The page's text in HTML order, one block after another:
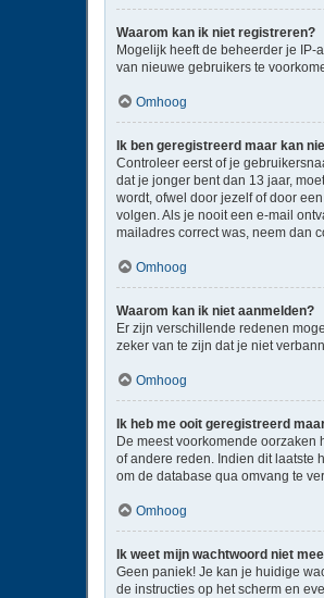
Waarom kan ik niet registreren?
Mogelijk heeft de beheerder je
van nieuwe gebruikers te
Omhoog
Ik ben geregistreerd maar kan
Controleer eerst of je
dat je jonger bent dan 13 jaar,
wordt, ofwel door jezelf of door
volgen. Als je nooit een e-mail
mailadres correct was, neem dan
Omhoog
Waarom kan ik niet aanmelden?
Er zijn verschillende redenen
zeker van te zijn dat je niet
Omhoog
Ik heb me ooit geregistreerd
De meest voorkomende
of andere reden. Indien dit laatste
om de database qua omvang te
Omhoog
Ik weet mijn wachtwoord niet
Geen paniek! Je kan je huidige
de instructies op het scherm en